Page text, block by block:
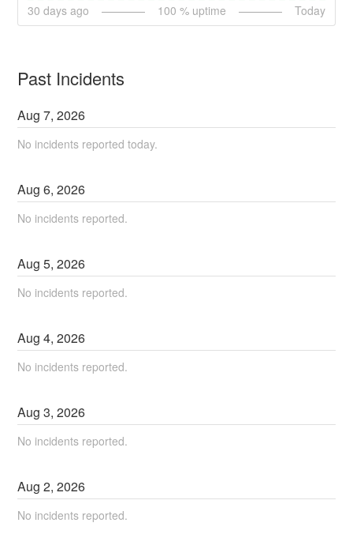
30 days ago 100 % uptime Today
Past Incidents
Aug7,2026
No incidents reported today.
Aug6,2026
No incidents reported.
Aug5,2026
No incidents reported.
Aug4,2026
No incidents reported.
Aug3,2026
No incidents reported.
Aug2,2026
No incidents reported.